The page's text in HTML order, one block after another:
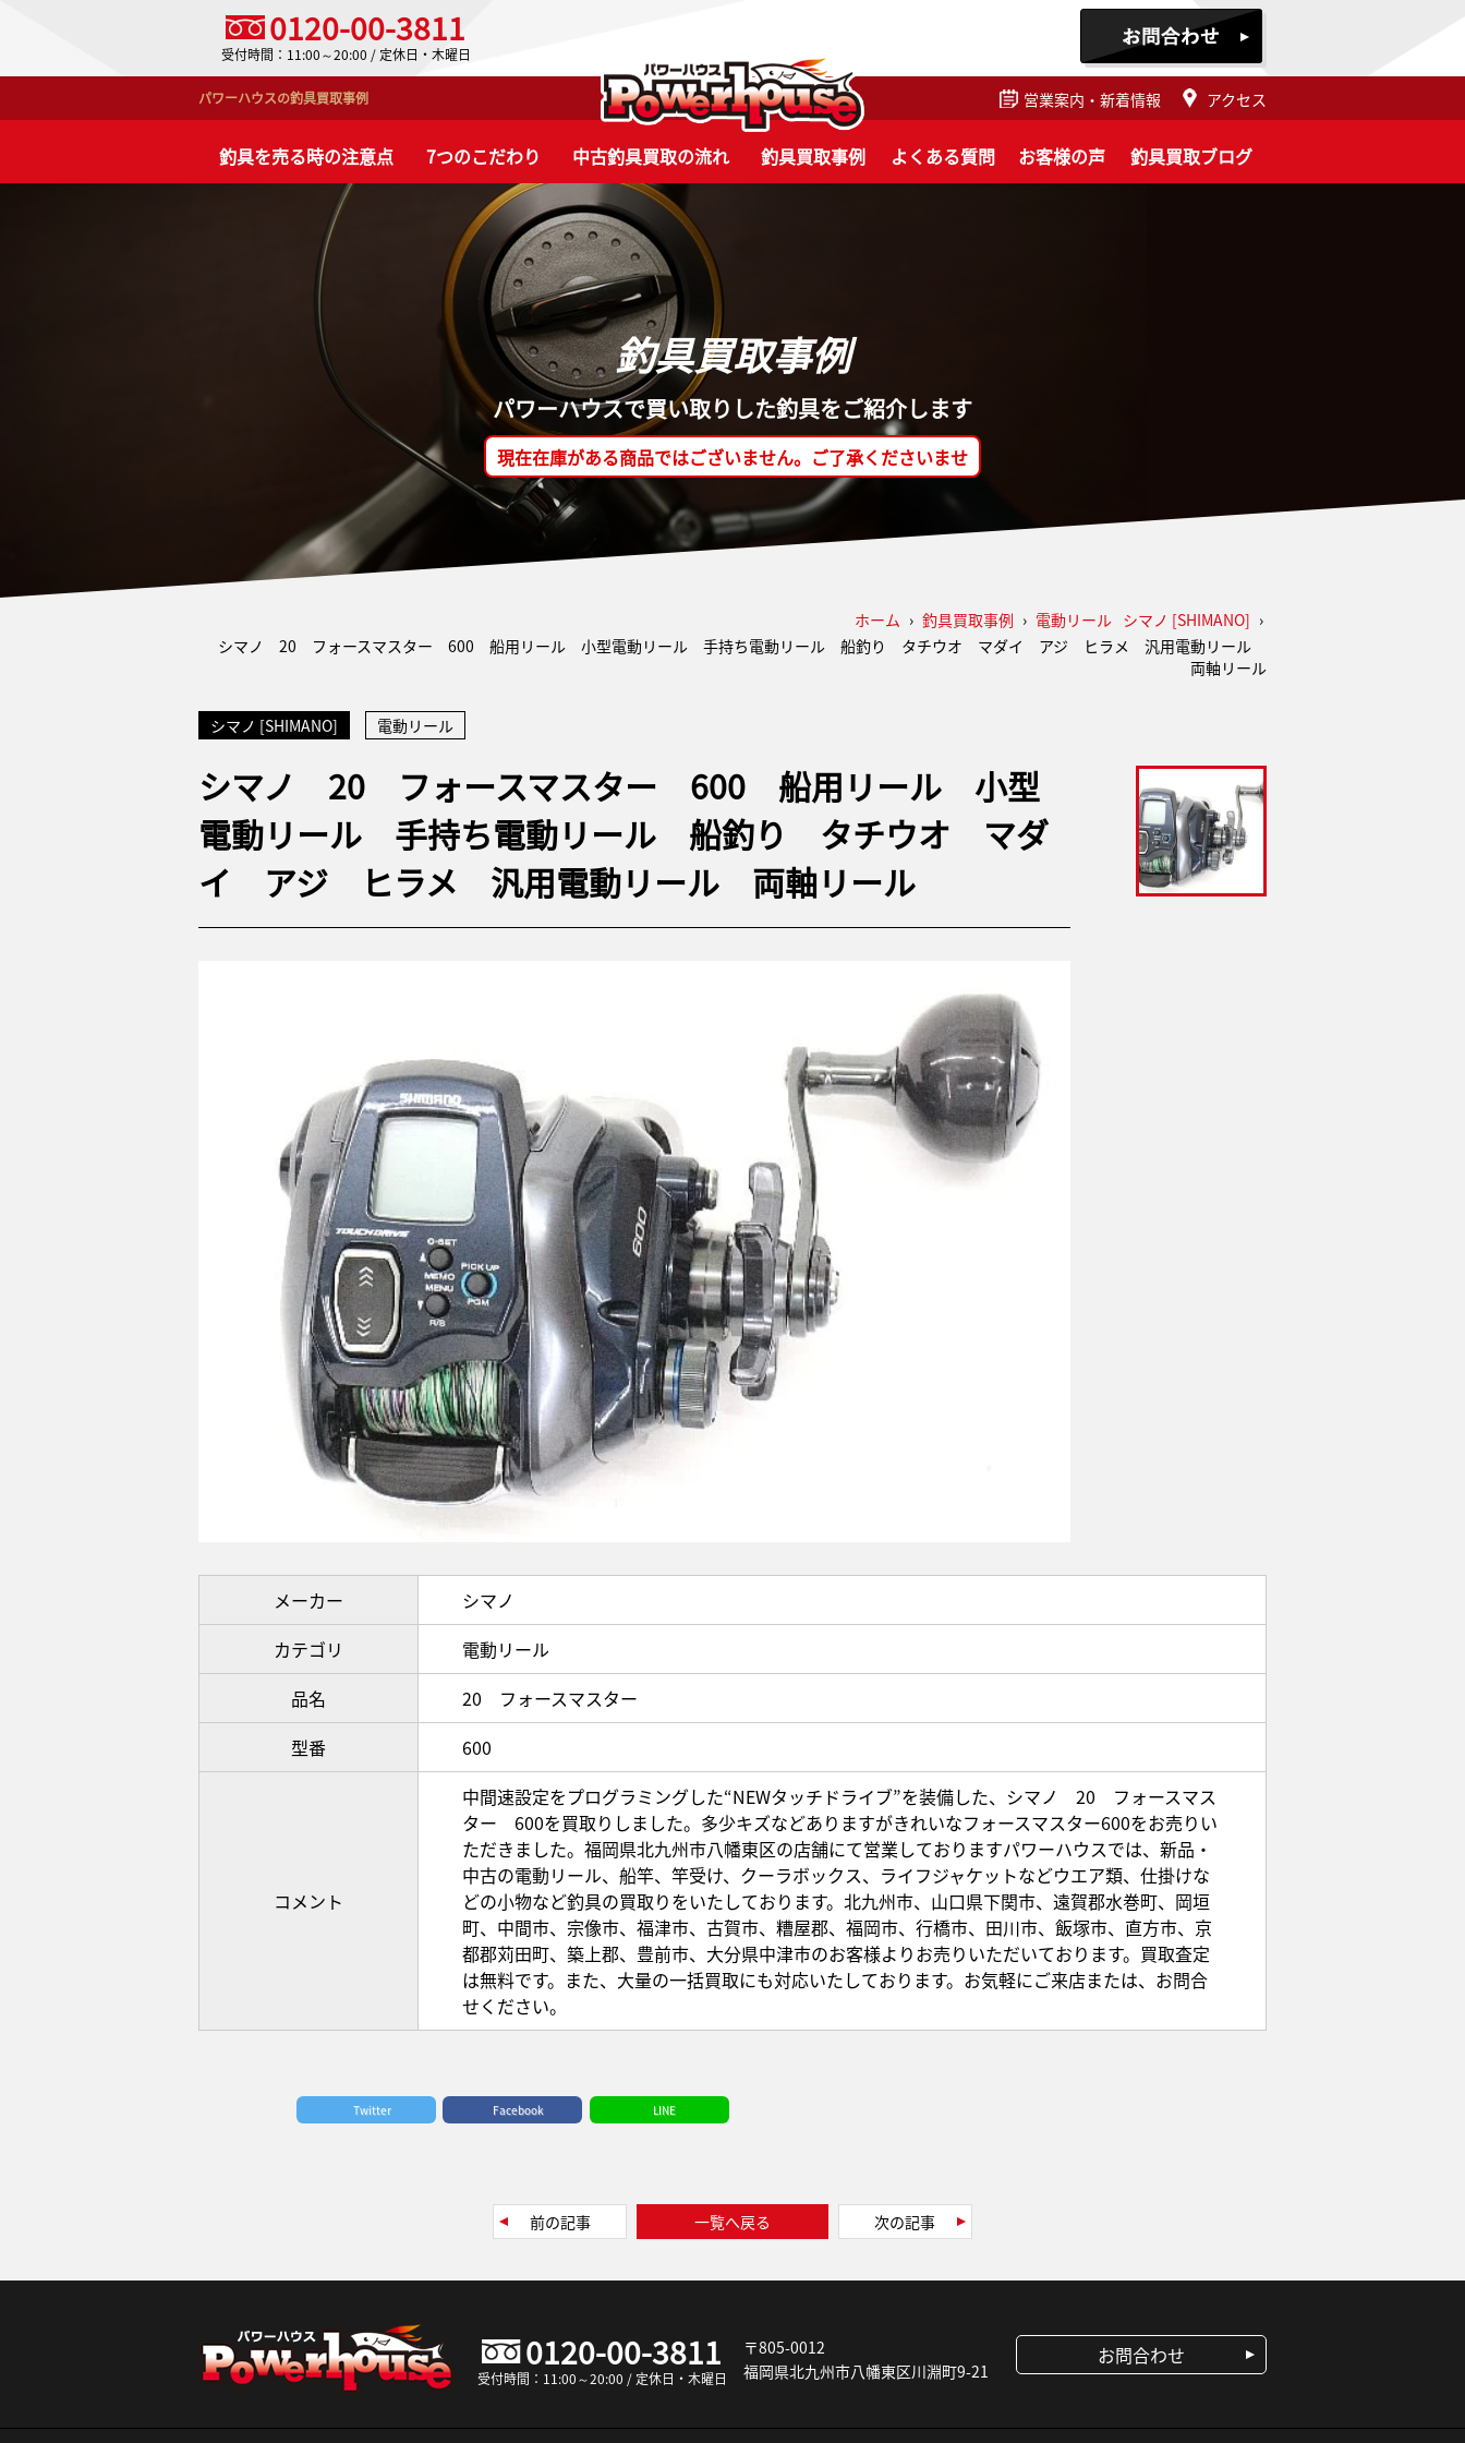
0120-00-3811
受付時間：11:00～20:00 / 定休日・木曜日
パワーハウスの釣具買取事例 営業案内・新着情報 アクセス
釣具を売る時の注意点 7つのこだわり 中古釣具買取の流れ 釣具買取事例 よくある質問 お客様の声 釣具買取ブログ
釣具買取事例
パワーハウスで買い取りした釣具をご紹介します
現在在庫がある商品ではございません。ご了承くださいませ
ホーム › 釣具買取事例 › 電動リール シマノ [SHIMANO] ›
シマノ 20 フォースマスター 600 船用リール 小型電動リール 手持ち電動リール 船釣り タチウオ マダイ アジ ヒラメ 汎用電動リール
両軸リール
シマノ [SHIMANO] 電動リール
シマノ 20 フォースマスター 600 船用リール 小型
電動リール 手持ち電動リール 船釣り タチウオ マダ
イ アジ ヒラメ 汎用電動リール 両軸リール
メーカー
シマノ
カテゴリ
電動リール
品名
20 フォースマスター
型番
600
コメント
中間速設定をプログラミングした“NEWタッチドライブ”を装備した、シマノ 20 フォースマス
ター 600を買取りしました。多少キズなどありますがきれいなフォースマスター600をお売りい
ただきました。福岡県北九州市八幡東区の店舗にて営業しておりますパワーハウスでは、新品・
中古の電動リール、船竿、竿受け、クーラボックス、ライフジャケットなどウエア類、仕掛けな
どの小物など釣具の買取りをいたしております。北九州市、山口県下関市、遠賀郡水巻町、岡垣
町、中間市、宗像市、福津市、古賀市、糟屋郡、福岡市、行橋市、田川市、飯塚市、直方市、京
都郡苅田町、築上郡、豊前市、大分県中津市のお客様よりお売りいただいております。買取査定
は無料です。また、大量の一括買取にも対応いたしております。お気軽にご来店または、お問合
せください。
Twitter Facebook LINE
前の記事 一覧へ戻る 次の記事
0120-00-3811
受付時間：11:00～20:00 / 定休日・木曜日
〒805-0012
福岡県北九州市八幡東区川淵町9-21
お問合わせ